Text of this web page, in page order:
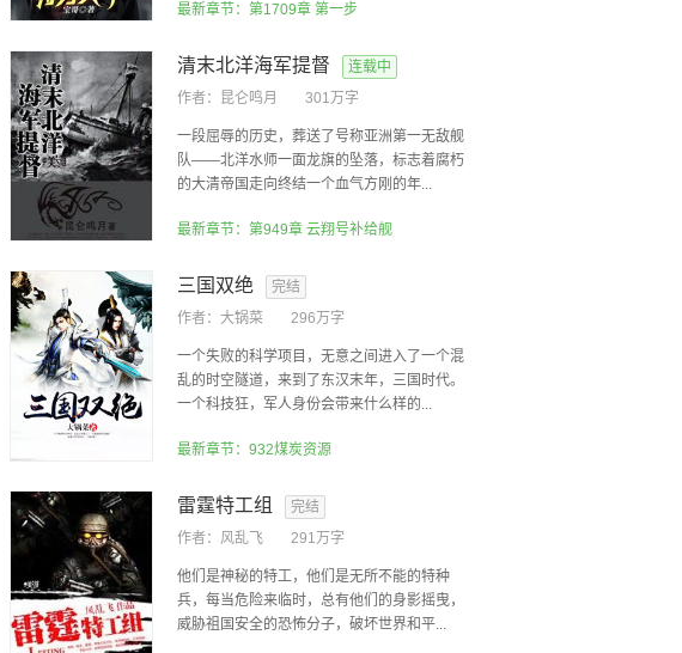
最新章节：第1709章 第一步
清末北洋海军提督
连载中
作者：
昆仑鸣月 301万字
一段屈辱的历史，葬送了号称亚洲第一无敌舰
队——北洋水师一面龙旗的坠落，标志着腐朽
的大清帝国走向终结一个血气方刚的年...
最新章节：第949章 云翔号补给舰
三国双绝
完结
作者： 大锅菜 296万字
一个失败的科学项目，无意之间进入了一个混
乱的时空隧道，来到了东汉末年，三国时代。
一个科技狂，军人身份会带来什么样的...
最新章节：932煤炭资源
雷霆特工组
完结
作者： 风乱飞 291万字
他们是神秘的特工，他们是无所不能的特种
兵，每当危险来临时，总有他们的身影摇曳，
威胁祖国安全的恐怖分子，破坏世界和平...